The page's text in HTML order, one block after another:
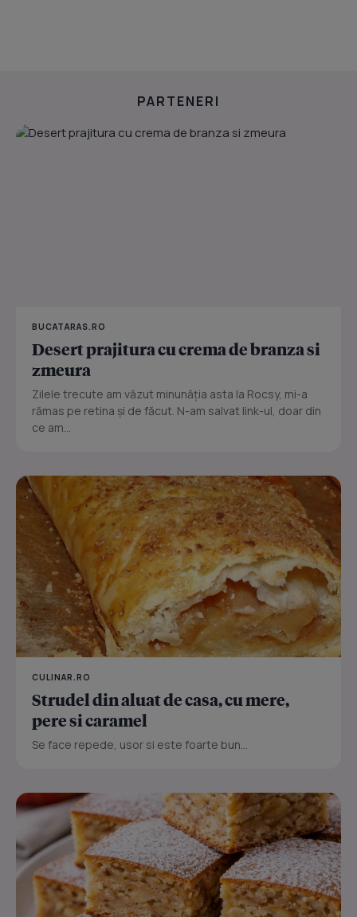
PARTENERI
BUCATARAS.RO
Desert prajitura cu crema de branza si
zmeura
Zilele trecute am văzut minunăția asta la Rocsy, mi-a
rămas pe retina și de făcut. N-am salvat link-ul, doar din
ce am...
CULINAR.RO
Strudel din aluat de casa, cu mere,
pere si caramel
Se face repede, usor si este foarte bun...